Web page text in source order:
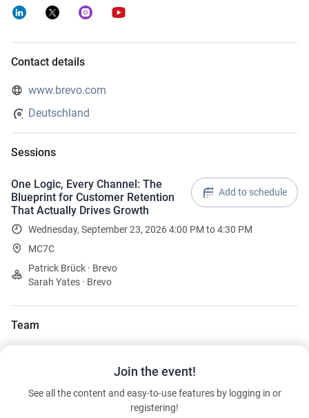
Contact details
www.brevo.com
Deutschland
Sessions
One Logic, Every Channel: The
Blueprint for Customer Retention
That Actually Drives Growth
Add to schedule
Wednesday, September 23, 2026 4:00 PM to 4:30 PM
MC7C
Patrick Brück · Brevo
Sarah Yates · Brevo
Team
Head of SalesJoin the event!
See all the content and easy-to-use features by logging in or
registering!